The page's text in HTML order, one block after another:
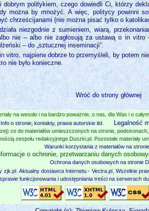
dobrym politykiem, czego dowiedli Ci, którzy
można by mnożyć. A więc, politycy powinni
chrześcijanami (nie można pisać tylko o
niezgodnie z sumieniem, wiarą,
nie – albo nie zagłosują za ustawą o in
– do „sztucznej inseminacji”.
vitro, najpierw dobrze to przemyśleli, by potem
nie było konieczne.
Wróć do strony głównej
na wesoło i na bardzo poważnie, o nas, dla Was i o
Info o stronie, kontakty, prawa autorskie itd. Legalność
co do materiałów umieszczonych na stronie,
zespołu redakcyjnego Duszki.pl. Pozostałe materiały
Warunki korzystania z materiałów na
o ochronie, przetwarzaniu danych
Ochrona danych osobowych na stronie
zjk.pl . Aktualny dostawca Internetu - Vectra.pl , Wszelkie
funkcjonowania i udostępniania treści na serwerach